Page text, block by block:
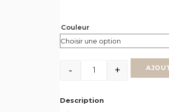
Couleur
Quantité
- +
Description